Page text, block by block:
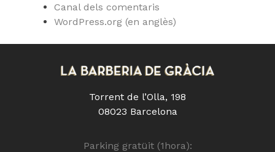
Canal dels comentaris
WordPress.org (en anglès)
Torrent de l’Olla, 198
08023 Barcelona
Parking gratüit (1hora):